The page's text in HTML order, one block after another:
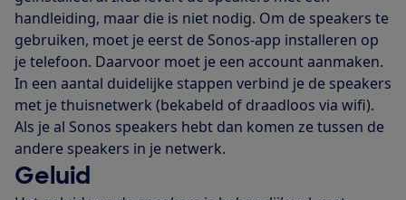
handleiding, maar die is niet nodig. Om de speakers te
gebruiken, moet je eerst de Sonos-app installeren op
je telefoon. Daarvoor moet je een account aanmaken.
In een aantal duidelijke stappen verbind je de speakers
met je thuisnetwerk (bekabeld of draadloos via wifi).
Als je al Sonos speakers hebt dan komen ze tussen de
andere speakers in je netwerk.
Geluid